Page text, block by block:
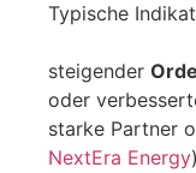
Typische
steigender
oder
starke Partner
NextEra Energy